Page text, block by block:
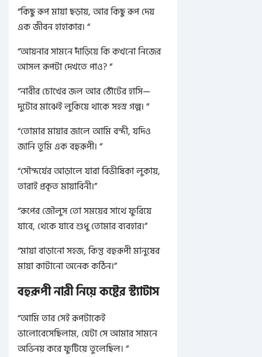
“কিছু রূপ মায়া ছড়ায়, আর কিছু রূপ দেয়
এক জীবন হাহাকার। “
“আয়নার সামনে দাঁড়িয়ে কি কখনো নিজের
আসল রূপটা দেখতে পাও? “
“নারীর চোখের জল আর ঠোঁটের হাসি—
দুটোর মাঝেই লুকিয়ে থাকে সহস্র গল্প। “
“তোমার মায়ার জালে আমি বন্দী, যদিও
জানি তুমি এক বহুরূপী। “
“সৌন্দর্যের আড়ালে যারা বিভীষিকা লুকায়,
তারাই প্রকৃত মায়াবিনী।”
“রূপের জৌলুস তো সময়ের সাথে ফুরিয়ে
যাবে, থেকে যাবে শুধু তোমার ব্যবহার।”
“মায়া বাড়ানো সহজ, কিন্তু বহুরূপী মানুষের
মায়া কাটানো অনেক কঠিন।”
বহুরূপী নারী নিয়ে কষ্টের স্ট্যাটাস
“আমি তার সেই রূপটাকেই
ভালোবেসেছিলাম, যেটা সে আমার সামনে
অভিনয় করে ফুটিয়ে তুলেছিল। “